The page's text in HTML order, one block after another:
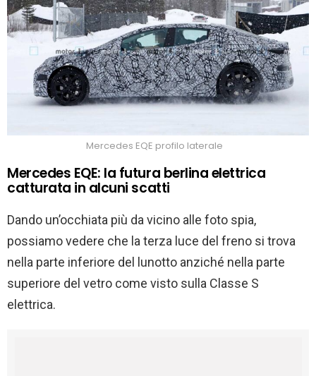
Mercedes EQE profilo laterale
Mercedes EQE: la futura berlina elettrica
catturata in alcuni scatti
Dando un’occhiata più da vicino alle foto spia,
possiamo vedere che la terza luce del freno si trova
nella parte inferiore del lunotto anziché nella parte
superiore del vetro come visto sulla Classe S
elettrica.